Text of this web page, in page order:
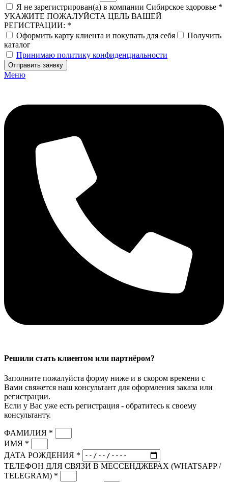
Я не зарегистрирован(а) в компании Сибирское здоровье *
УКАЖИТЕ ПОЖАЛУЙСТА ЦЕЛЬ ВАШЕЙ
РЕГИСТРАЦИИ: *
Оформить карту клиента и покупать для себя
Получить
каталог
Принимаю политику конфиденциальности
Отправить заявку
Меню
Решили стать клиентом или партнёром?
Заполните пожалуйста форму ниже и в скором времени с
Вами свяжется наш консультант для оформления заказа или
регистрации.
Если у Вас уже есть регистрация - обратитесь к своему
консультанту.
ФАМИЛИЯ *
ИМЯ *
ДАТА РОЖДЕНИЯ *
ТЕЛЕФОН ДЛЯ СВЯЗИ В МЕССЕНДЖЕРАХ (WHATSAPP /
TELEGRAM) *